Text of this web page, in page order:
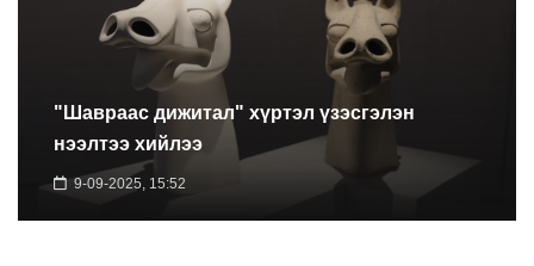
"Шавраас дижитал" хүртэл үзэсгэлэн
нээлтээ хийлээ
9-09-2025, 15:52